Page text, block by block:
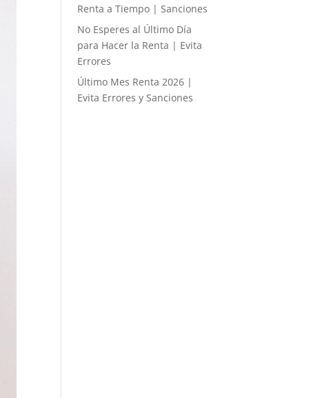
Renta a Tiempo | Sanciones
No Esperes al Último Día
para Hacer la Renta | Evita
Errores
Último Mes Renta 2026 |
Evita Errores y Sanciones